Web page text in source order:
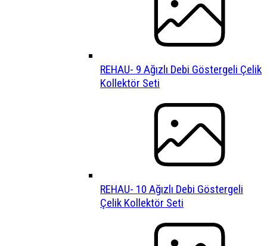
REHAU- 9 Ağızlı Debi Göstergeli Çelik
Kollektör Seti
REHAU- 10 Ağızlı Debi Göstergeli
Çelik Kollektör Seti